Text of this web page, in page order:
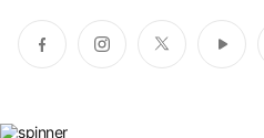
페
이
인
스
트
위
유
튜